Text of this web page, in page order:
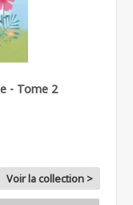
- Tome 2
Voir la collection >